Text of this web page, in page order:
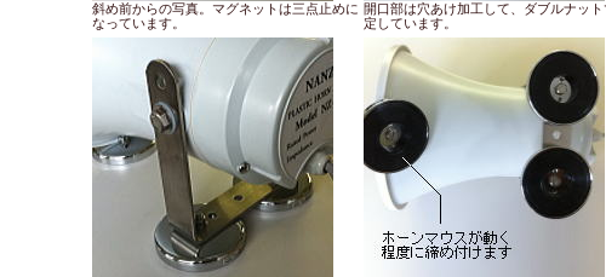
斜め前からの写真。マグネットは三点止めに
なっています。
開口部は穴あけ加工して、ダブルナット
定しています。